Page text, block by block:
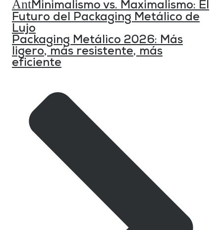
AntMinimalismo vs. Maximalismo: El
Futuro del Packaging Metálico de
Lujo
Packaging Metálico 2026: Más
ligero, más resistente, más
eficiente